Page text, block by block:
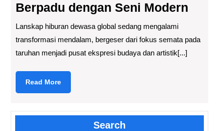
Berpadu dengan Seni Modern
Lanskap hiburan dewasa global sedang mengalami
transformasi mendalam, bergeser dari fokus semata pada
taruhan menjadi pusat ekspresi budaya dan artistik[...]
Read MoreRead
More
Search